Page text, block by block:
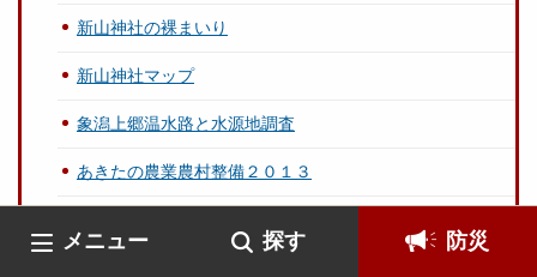
メニュー 探す 防災
新山神社の裸まいり
新山神社マップ
象潟上郷温水路と水源地調査
あきたの農業農村整備２０１３